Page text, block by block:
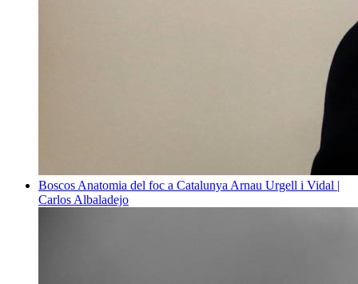
Boscos Anatomia del foc a Catalunya Arnau Urgell i Vidal |
Carlos Albaladejo